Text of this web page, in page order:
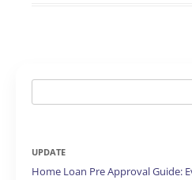
for:
UPDATE
Home Loan Pre Approval Guide: